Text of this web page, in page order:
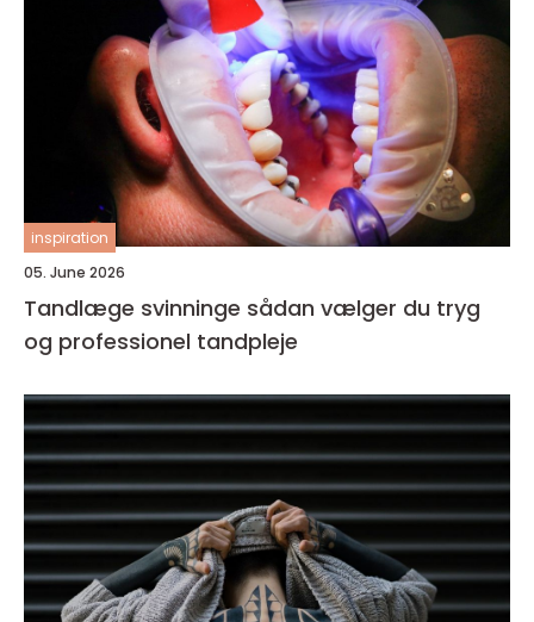
inspiration
05. June 2026
Tandlæge svinninge sådan vælger du tryg
og professionel tandpleje